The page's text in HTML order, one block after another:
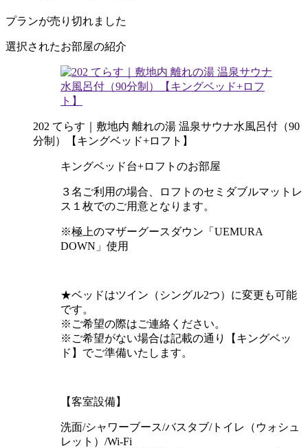
プランが売り切れました
選択されたお部屋の紹介
202 てらす｜敷地内 離れの湯 温泉サウナ水風呂付（90
分制）【キングベッド+ロフト】
キングベッド台+ロフトのお部屋
３名ご利用の場合、ロフトのセミダブルマットレ
ス１枚でのご用意となります。
※極上のマザーグースダウン「UEMURA
DOWN」使用
★ベッドはツイン（シングル2つ）に変更も可能
です。
※ご希望の際はご連絡ください。
※ご希望がない場合は記載の通り【キングベッ
ド】でご準備いたします。
【客室設備】
洗面/シャワーブース/バスタブ/トイレ（ウォシュ
レット）/Wi-Fi